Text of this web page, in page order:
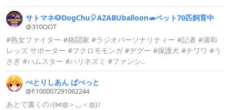
サトマネ🐶DogChu🎈AZABUballoon🦔ペット70匹飼育中
@310OOT
#熟女ファイター #格闘家 #ラジオパーソナリティー #記者 #浦和
レッズ サポーター #フクロモモンガ #デグー #保護犬 #チワワ #う
さぎ #ハムスター #ハリネズミ #ファンシ..
ぺとりしあん ぱぺっと
@f:100007291062244
あとで書くの♪(⋈◍＞◡＜◍)ﾉ